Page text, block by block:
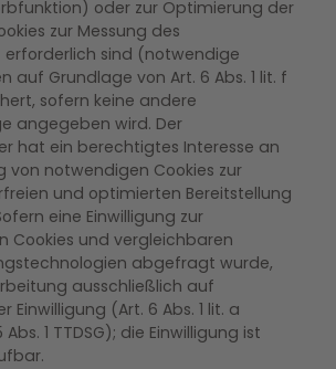
oder zur Optimierung der
zur Messung des
sind (notwendige
auf Grundlage von Art. 6 Abs. 1 lit. f
sofern keine andere
angegeben wird. Der
hat ein berechtigtes Interesse an
von notwendigen Cookies zur
und optimierten Bereitstellung
eine Einwilligung zur
Cookies und vergleichbaren
abgefragt wurde,
ausschließlich auf
Einwilligung (Art. 6 Abs. 1 lit. a
Abs. 1 TTDSG); die Einwilligung ist